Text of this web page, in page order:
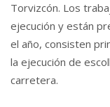
Torvizcón. Los
ejecución y están
el año, consisten
la ejecución de
carretera.